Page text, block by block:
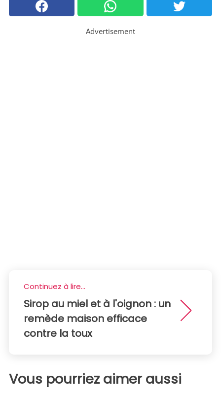
Advertisement
Continuez à lire...
Sirop au miel et à l'oignon : un
remède maison efficace
contre la toux
Vous pourriez aimer aussi